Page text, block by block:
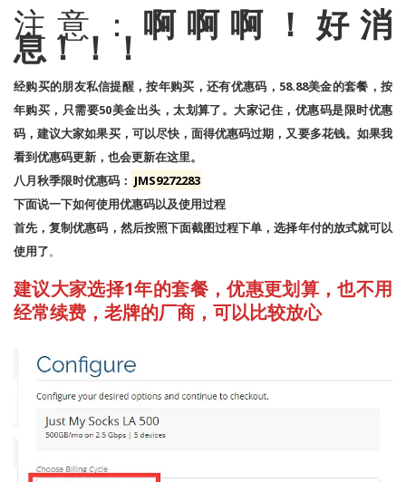
注意： 啊啊啊！好消
息！！！
经购买的朋友私信提醒，按年购买，还有优惠码，58.88美金的套餐，按
年购买，只需要50美金出头，太划算了。大家记住，优惠码是限时优惠
码，建议大家如果买，可以尽快，面得优惠码过期，又要多花钱。如果我
看到优惠码更新，也会更新在这里。
八月秋季限时优惠码： JMS9272283
下面说一下如何使用优惠码以及使用过程
首先，复制优惠码，然后按照下面截图过程下单，选择年付的放式就可以
使用了。
建议大家选择1年的套餐，优惠更划算，也不用
经常续费，老牌的厂商，可以比较放心